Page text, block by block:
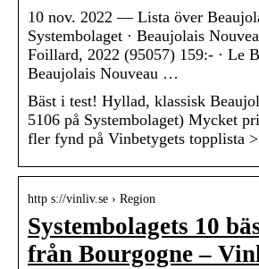
10 nov. 2022 — Lista över
Systembolaget · Beaujolais
Foillard, 2022 (95057) 159:- · Le
Beaujolais Nouveau …
Bäst i test! Hyllad, klassisk
5106 på Systembolaget) Mycket
fler fynd på Vinbetygets topplista >
http s://vinliv.se › Region
Systembolagets 10
från Bourgogne –